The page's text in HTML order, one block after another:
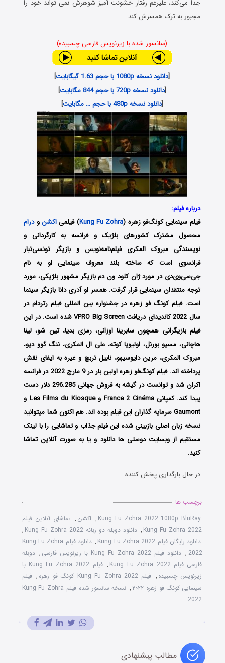
جدا می‌کند، علیرغم رفتار خشونت آمیز شوهرش نمی تواند خود را
مجبور به ترک همسرش کند…
(سانسور شده با زیرنویس فارسی چسبیده)
[دانلود نسخه 1080p با حجم 1.63 گیگابایت
]
[دانلود نسخه 720p با حجم 844 مگابایت
]
[دانلود نسخه 480p با حجم … مگابایت ]
درباره فیلم:
فیلم سینمایی کونگ‌فو زهره (Kung Fu Zohra) فیلمیاکشنودرام
محصول مشترک کشورهای بلژیک و فرانسه به کارگردانی و
نویسندگی مبروک المکری فیلم‌نامه‌نویس و بازیگر تونسی‌تبار
فرانسوی است که ساخته بلند معروف سینمایی او به نام
جی‌سی‌وی‌دی در مورد ژان کلود ون دم بازیگر مشهور بلژیکی، مورد
توجه منتقدان سینمایی قرار گرفت. همسر او آدری دانا بازیگر سینما
است. فیلم کونگ فو زهره در جشنواره بین المللی فیلم رتردام در
سال 2022 کاندیدای دریافت VPRO Big Screen شده است. در این
فیلم بازیگرانی همچون سابرینا اوزانی، رمزی بدیا، تین شو، لینا
هاچانی، مسیو بورنل، اولیویا کوته، علی ال المکری، ننگ کَوو دیو،
مبروک المکری، مرین دایوسیهو، نابیل تربچ و غیره به ایفای نقش
پرداخته اند. فیلم کونگ‌فو زهره اولین بار در 9 مارچ 2022 در فرانسه
اکران شد و توانست در گیشه به فروش جهانی 296.285 دلار دست
پیدا کند. کمپانی France 2 Cinéma و Les Films du Kiosque و
Gaumont سرمایه گذاران این فیلم بوده اند. هم اکنون شما میتوانید
نسخه زبان اصلی بازبینی شده این فیلم جذاب و تماشایی را با لینک
مستقیم از وبسایت دوستی ها دانلود و یا به صورت آنلاین تماشا
کنید.
در حال بارگذاری پخش کننده...
برچسب ها
Kung Fu Zohra 2022 1080p BluRay
, اکشن , تماشای آنلاین فیلم
Kung Fu Zohra 2022
, دانلود دوبله دو زبانه Kung Fu Zohra 2022
,
دانلود رایگان فیلم Kung Fu Zohra 2022
,
دانلود فیلم Kung Fu Zohra
2022
, دانلود فیلم Kung Fu Zohra 2022 با زیرنویس فارسی , دوبله
فارسی فیلم Kung Fu Zohra 2022
,
فیلم Kung Fu Zohra 2022 با
زیرنویس چسبیده , فیلم Kung Fu Zohra 2022 کونگ فو زهره , فیلم
سینمایی کونگ فو زهره ۲۰۲۲
,
نسخه سانسور شده فیلم Kung Fu Zohra
2022
مطالب پیشنهادی